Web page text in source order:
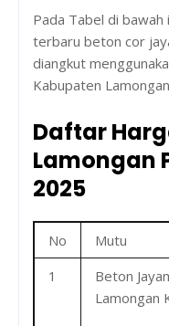
Pada Tabel di bawah
terbaru beton cor
diangkut
Kabupaten
Daftar
Lamongan
2025
No Mutu
1
Beton
Lamongan